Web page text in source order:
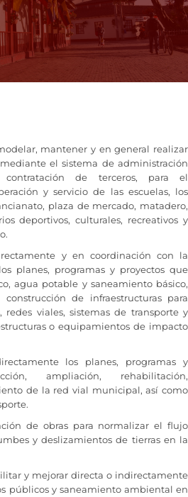
mantener y en general realizar
el sistema de administración
de terceros, para el
y servicio de las escuelas, los
plaza de mercado, matadero,
deportivos, culturales, recreativos y
y en coordinación con la
planes, programas y proyectos que
agua potable y saneamiento básico,
de infraestructuras para
redes viales, sistemas de transporte y
o equipamientos de impacto
los planes, programas y
ampliación, rehabilitación,
de la red vial municipal, así como
de obras para normalizar el flujo
y deslizamientos de tierras en la
y mejorar directa o indirectamente
públicos y saneamiento ambiental en